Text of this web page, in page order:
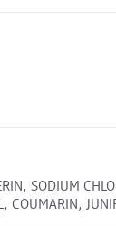
SODIUM
COUMARIN,